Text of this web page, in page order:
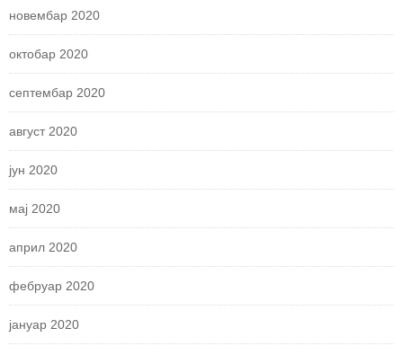
новембар 2020
октобар 2020
септембар 2020
август 2020
јун 2020
мај 2020
април 2020
фебруар 2020
јануар 2020